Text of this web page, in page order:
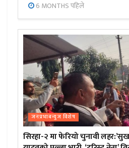
6 MONTHS पहिले
जनप्रभाबन्युज विशेष
सिरहा-२ मा फेरियो चुनावी